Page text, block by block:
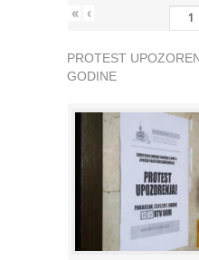
« ‹
PROTEST
GODINE